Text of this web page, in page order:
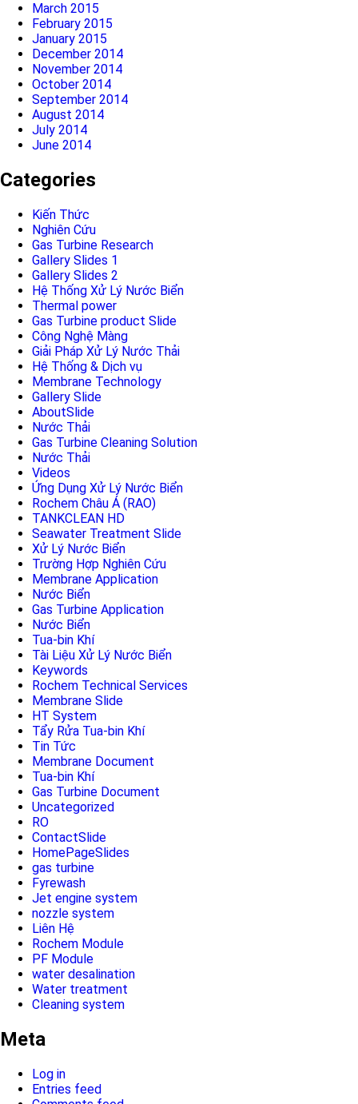
March 2015
February 2015
January 2015
December 2014
November 2014
October 2014
September 2014
August 2014
July 2014
June 2014
Categories
Kiến Thức
Nghiên Cứu
Gas Turbine Research
Gallery Slides 1
Gallery Slides 2
Hệ Thống Xử Lý Nước Biển
Thermal power
Gas Turbine product Slide
Công Nghệ Màng
Giải Pháp Xử Lý Nước Thải
Hệ Thống & Dịch vụ
Membrane Technology
Gallery Slide
AboutSlide
Nước Thải
Gas Turbine Cleaning Solution
Nước Thải
Videos
Ứng Dụng Xử Lý Nước Biển
Rochem Châu Á (RAO)
TANKCLEAN HD
Seawater Treatment Slide
Xử Lý Nước Biển
Trường Hợp Nghiên Cứu
Membrane Application
Nước Biển
Gas Turbine Application
Nước Biển
Tua-bin Khí
Tài Liệu Xử Lý Nước Biển
Keywords
Rochem Technical Services
Membrane Slide
HT System
Tẩy Rửa Tua-bin Khí
Tin Tức
Membrane Document
Tua-bin Khí
Gas Turbine Document
Uncategorized
RO
ContactSlide
HomePageSlides
gas turbine
Fyrewash
Jet engine system
nozzle system
Liên Hệ
Rochem Module
PF Module
water desalination
Water treatment
Cleaning system
Meta
Log in
Entries feed